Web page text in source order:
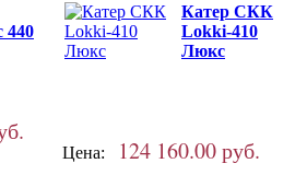
440
Катер СКК
Lokki-410
Люкс
Цена: 124 160.00 руб.